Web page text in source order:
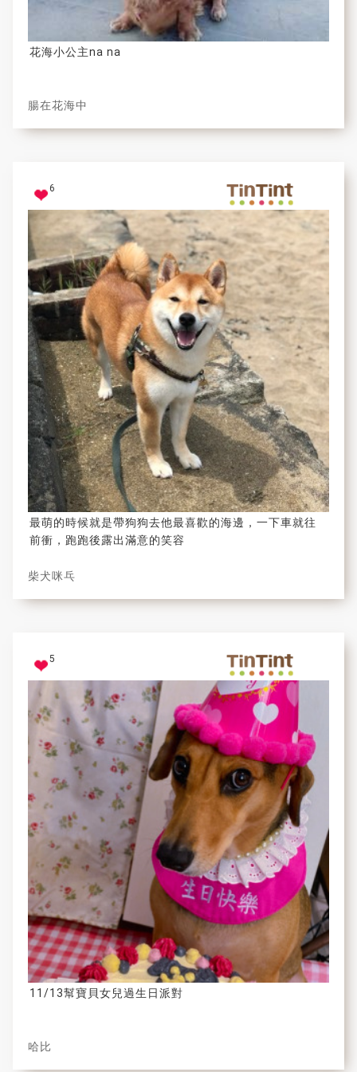
花海小公主na na
腸在花海中
6
最萌的時候就是帶狗狗去他最喜歡的海邊，一下車就往
前衝，跑跑後露出滿意的笑容
柴犬咪乓
5
11/13幫寶貝女兒過生日派對
哈比